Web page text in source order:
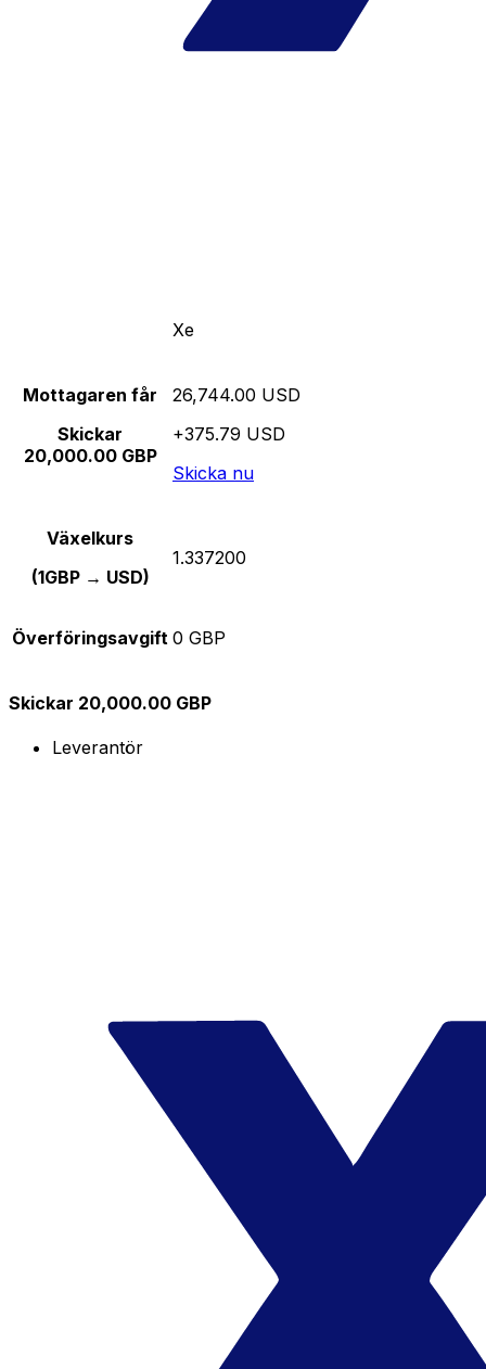
Xe
Mottagaren får
Skickar
20,000.00 GBP
26,744.00 USD
+375.79 USD
Skicka nu
Växelkurs
(1GBP → USD)
1.337200
Överföringsavgift 0 GBP
Skickar 20,000.00 GBP
Leverantör